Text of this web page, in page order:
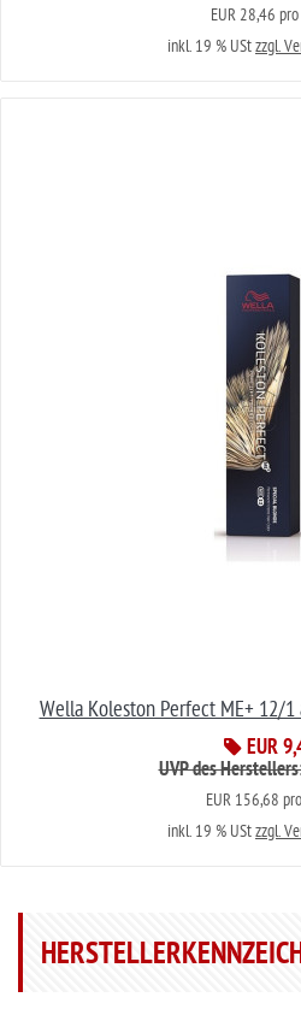
EUR 28,46
inkl. 19 % UStzzgl.
Wella Koleston Perfect ME+ 12/
EUR
UVP des
EUR 156,68
inkl. 19 % UStzzgl.